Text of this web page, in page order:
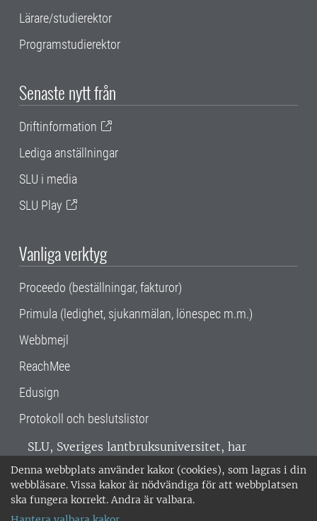
Denna webbplats använder kakor (cookies), som lagras i din
webbläsare. Vissa kakor är nödvändiga för att webbplatsen
ska fungera korrekt. Andra är valbara.
Lärare/studierektor
Programstudierektor
Senaste nytt från
Driftinformation
Lediga anställningar
SLU i media
SLU Play
Vanliga verktyg
Proceedo (beställningar, fakturor)
Primula (ledighet, sjukanmälan, lönespec m.m.)
Webbmejl
ReachMee
Edusign
Protokoll och beslutslistor
SLU, Sveriges lantbruksuniversitet, har
verksamhet över hela Sverige. Huvudorter är
Alnarp, Uppsala och Umeå.SLU är
miljöcertifierat enligt ISO 14001. •
018-67 10 00 • Org nr: 202100-2817 •